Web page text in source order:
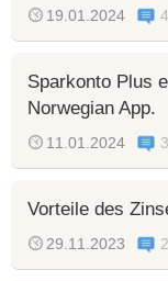
19.01.2024 4
Sparkonto Plus
Norwegian App.
11.01.2024 3
Vorteile des
29.11.2023 2